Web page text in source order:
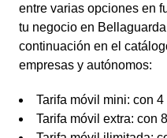
entre varias opciones en
tu negocio en
continuación en el
empresas y autónomos:
Tarifa móvil mini: con
Tarifa móvil extra: con